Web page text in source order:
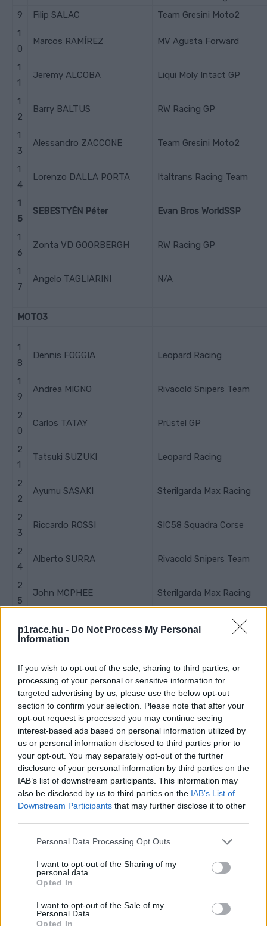
p1race.hu - Do Not Process My Personal
Information
If you wish to opt-out of the sale, sharing to third parties, or
processing of your personal or sensitive information for
targeted advertising by us, please use the below opt-out
section to confirm your selection. Please note that after your
opt-out request is processed you may continue seeing
interest-based ads based on personal information utilized by
us or personal information disclosed to third parties prior to
your opt-out. You may separately opt-out of the further
disclosure of your personal information by third parties on the
IAB’s list of downstream participants. This information may
also be disclosed by us to third parties on the IAB’s List of
Downstream Participants that may further disclose it to other
Please note that this website/app uses one or more Google
not limited to your visit or usage behaviour. You may click to
grant or deny consent to Google and its third-party tags to
use your data for below specified purposes in below Google
consent section.
Personal Data Processing Opt Outs
I want to opt-out of the Sharing of my
personal data.
Opted In
I want to opt-out of the Sale of my
Personal Data.
Opted In
9
Filip SALAC
Team Gresini Moto2
1
0
Marcos RAMÍREZ MV Agusta Forward
1
1
Jeremy ALCOBA Liqui Moly Intact GP
1
2
Barry BALTUS RW Racing GP
1
3
Alessandro ZACCONE Team Gresini Moto2
1
4
Lorenzo DALLA PORTA Italtrans Racing Team
1
5
SEBESTYÉN Péter Evan Bros WorldSSP
1
6
Zonta VD GOORBERGH RW Racing GP
1
7
Angelo TAGLIARINI N/A
MOTO3
1
8
Dennis FOGGIA Leopard Racing
1
9
Andrea MIGNO Rivacold Snipers Team
2
0
Carlos TATAY Prüstel GP
2
1
Tatsuki SUZUKI Leopard Racing
2
2
Ayumu SASAKI Sterilgarda Max Racing
2
3
Riccardo ROSSI SIC58 Squadra Corse
2
4
Alberto SURRA Rivacold Snipers Team
2
5
John MCPHEE Sterilgarda Max Racing
6
Lorenzo FELLON SIC58 Squadra Corse
7
2
8
Joel KELSO CIP Green Power
2
9
Xavier ARTIGAS Prüstel GP
3
0
Kaito TOBA CIP Green Power
1
David MUNOZ Boé SKX
3
Stefano NEPA Team MTA